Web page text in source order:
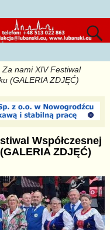
nami XIV Festiwal
(GALERIA ZDJĘĆ)
Współczesnej
ZDJĘĆ)